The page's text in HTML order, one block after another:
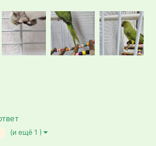
о характере и поведенческих
попугаев, но глубоко в тему не
(и ещё 1 )